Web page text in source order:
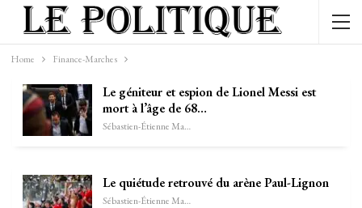
Home Finance-Marches
Le géniteur et espion de Lionel Messi est
mort à l’âge de 68…
Sébastien-Étienne Marechal
Le quiétude retrouvé du arène Paul-Lignon
Sébastien-Étienne Marechal